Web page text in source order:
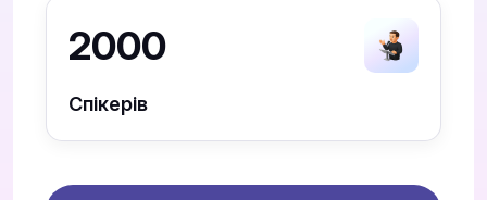
2000
Спікерів